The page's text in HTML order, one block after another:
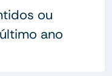
ou
ano